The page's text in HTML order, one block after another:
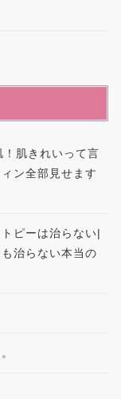
！肌きれいって言
ン全部見せます
ピーは治らない|
治らない本当の